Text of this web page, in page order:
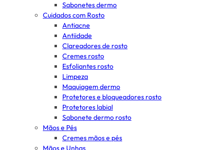
Sabonetes dermo
Cuidados com Rosto
Antiacne
Antiidade
Clareadores de rosto
Cremes rosto
Esfoliantes rosto
Limpeza
Maquiagem dermo
Protetores e bloqueadores rosto
Protetores labial
Sabonete dermo rosto
Mãos e Pés
Cremes mãos e pés
Mãos e Unhas